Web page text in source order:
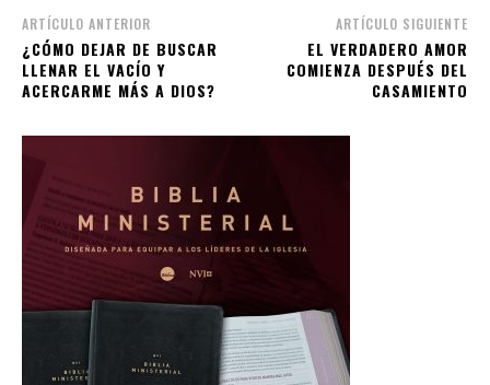
ARTÍCULO ANTERIOR
¿CÓMO DEJAR DE BUSCAR
LLENAR EL VACÍO Y
ACERCARME MÁS A DIOS?
ARTÍCULO SIGUIENTE
EL VERDADERO AMOR
COMIENZA DESPUÉS DEL
CASAMIENTO